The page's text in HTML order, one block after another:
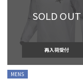
SOLD OUT
再入荷受付
MENS